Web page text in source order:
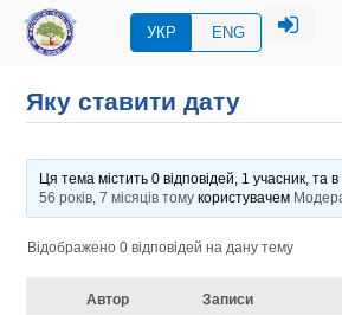
УКР ENG
Яку ставити дату
Ця тема містить 0 відповідей, 1 учасник, та
56 років, 7 місяців томукористувачем
Відображено 0 відповідей на дану тему
Автор Записи